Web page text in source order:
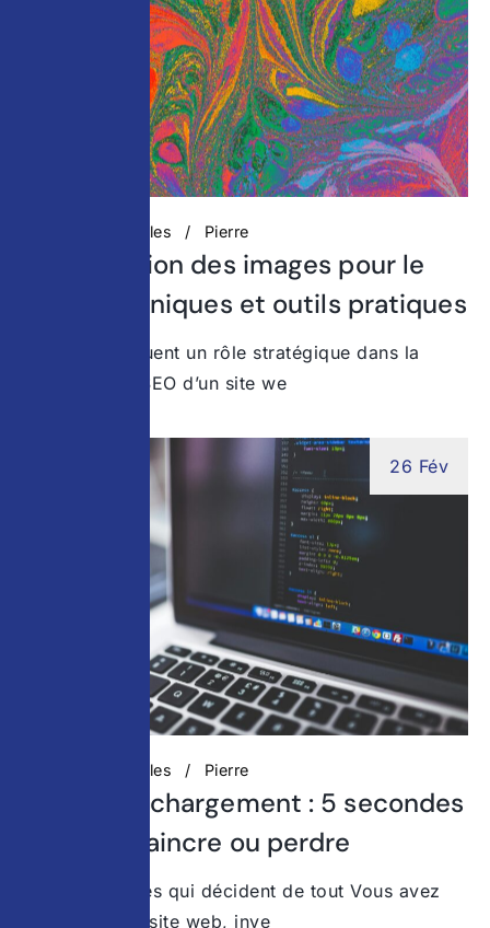
Actualités digitales Pierre
Optimisation des images pour le
SEO : techniques et outils pratiques
Les images jouent un rôle stratégique dans la
performance SEO d’un site we
26 Fév
Actualités digitales Pierre
Temps de chargement : 5 secondes
pour convaincre ou perdre
Ces 5 secondes qui décident de tout Vous avez
travaillé votre site web, inve